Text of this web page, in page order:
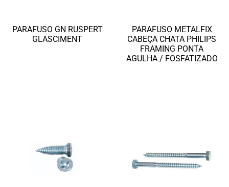
PARAFUSO GN RUSPERT
GLASCIMENT
PARAFUSO METALFIX
CABEÇA CHATA PHILIPS
FRAMING PONTA
AGULHA / FOSFATIZADO